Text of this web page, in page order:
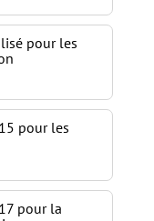
pour les
pour les
pour la